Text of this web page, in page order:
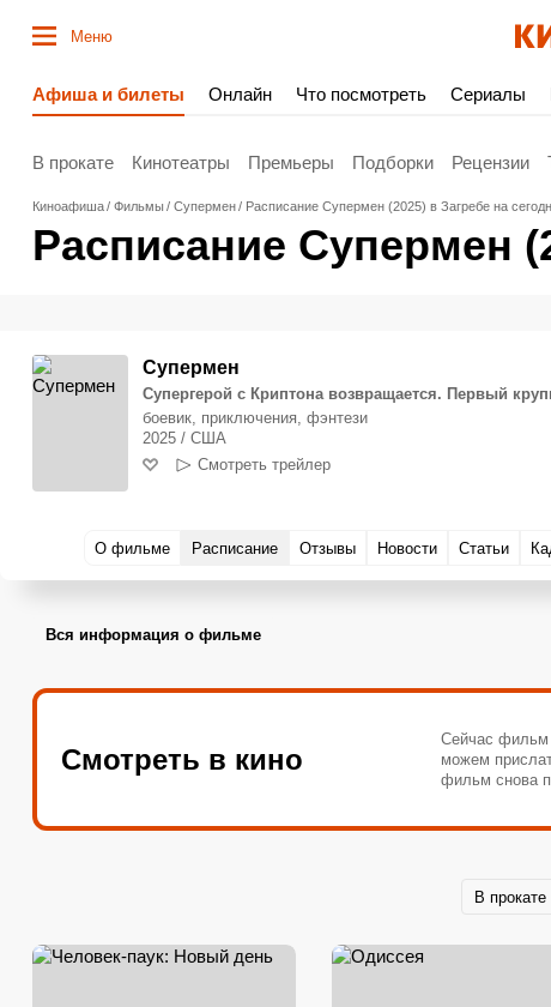
Меню
Афиша и билеты Онлайн Что посмотреть Сериалы
В прокате Кинотеатры Премьеры Подборки Рецензии
Киноафиша Фильмы Супермен Расписание Супермен (2025) в Загребе на
Расписание Супермен
Супермен
Супергерой с Криптона возвращается. Первый
боевик, приключения, фэнтези
2025 / США
Смотреть трейлер
О фильме Расписание Отзывы Новости Статьи
Вся информация о фильме
Смотреть в кино
Сейчас фильм
можем
фильм снова
В прокате